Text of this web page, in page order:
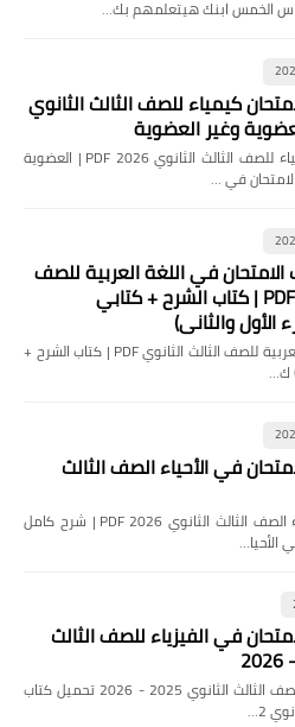
الخمس ابنك هيتعلمهم بك…
كيمياء للصف الثالث الثانوي
📘 تحميل كتاب الامتحان في الكيمياء للصف الثالث الثانوي 2026 PDF | العضوية
في …
في اللغة العربية للصف
الثالث الثانوي PDF | كتاب الشرح + كتابي
الأول والثاني)
📘 تحميل كتاب الامتحان في اللغة العربية للصف الثالث الثانوي PDF | كتاب الشرح +
ك…
في الأحياء الصف الثالث
📘 تحميل كتاب الامتحان في الأحياء الصف الثالث الثانوي 2026 PDF | شرح كامل
الأحيا…
في الفيزياء للصف الثالث
تحميل كتاب الامتحان في الفيزياء للصف الثالث الثانوي 2025 - 2026 تحميل كتاب
2…